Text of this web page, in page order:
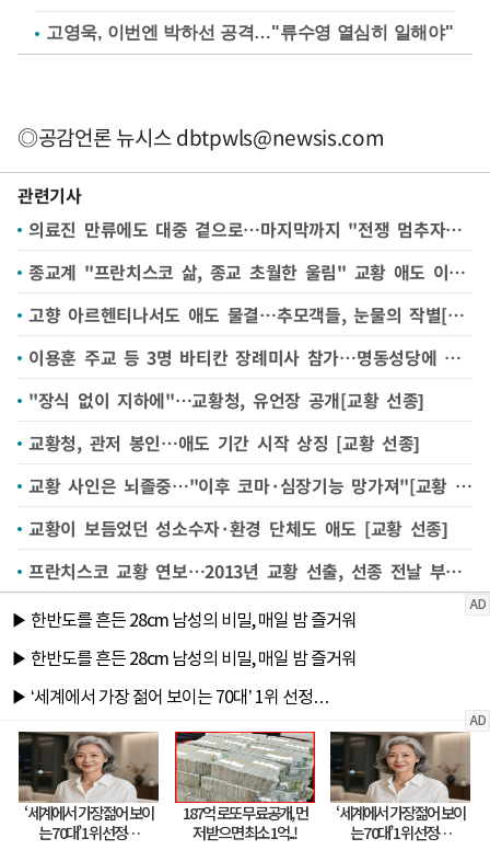
고영욱, 이번엔 박하선 공격…"류수영 열심히 일해야"
◎공감언론 뉴시스dbtpwls@newsis.com
관련기사
의료진 만류에도 대중 곁으로…마지막까지 "전쟁 멈추자"[교황 선종]
종교계 "프란치스코 삶, 종교 초월한 울림" 교황 애도 이어져 [교황 선종]
고향 아르헨티나서도 애도 물결…추모객들, 눈물의 작별[교황 선종]
이용훈 주교 등 3명 바티칸 장례미사 참가…명동성당에 공식 분향소(종합)[교황 선종]
"장식 없이 지하에"…교황청, 유언장 공개[교황 선종]
교황청, 관저 봉인…애도 기간 시작 상징 [교황 선종]
교황 사인은 뇌졸중…"이후 코마·심장기능 망가져"[교황 선종]
교황이 보듬었던 성소수자·환경 단체도 애도 [교황 선종]
프란치스코 교황 연보…2013년 교황 선출, 선종 전날 부활절 메시지 [교황 선종]